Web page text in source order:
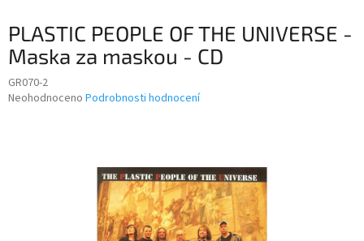
PLASTIC PEOPLE OF THE UNIVERSE -
Maska za maskou - CD
GR070-2
Průměrné
Neohodnoceno Podrobnosti hodnocení